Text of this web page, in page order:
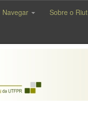
Navegar Sobre o Riut